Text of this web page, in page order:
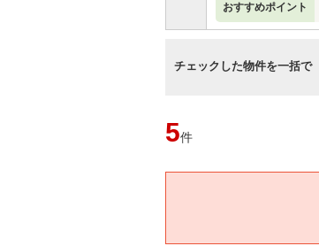
おすすめポイント
チェックした物件を一括で
5件